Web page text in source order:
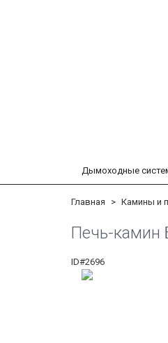
Дымоходные
Главная Камины и
Печь-камин
ID#2696